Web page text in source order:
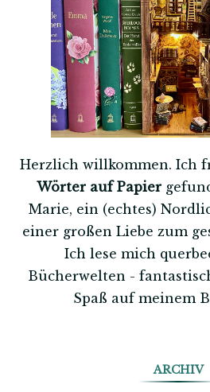
Herzlich willkommen. Ich
Wörter auf Papier
Marie, ein (echtes)
einer großen Liebe zum
Ich lese mich
Bücherwelten -
Spaß auf meinem
ARCHIV